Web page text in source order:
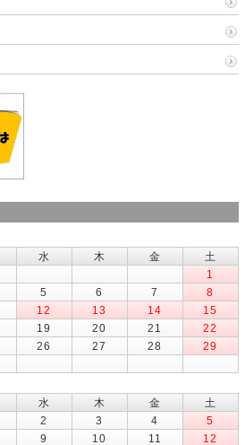
水 木 金
土
1
5 6 7
8
12 13 14
15
19 20 21
22
26 27 28
29
水 木 金
土
2 3 4
5
9 10 11
12